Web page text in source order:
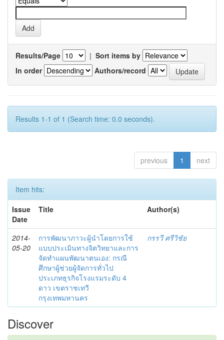
Results/Page | Sort items by
In order
Authors/record
Results 1-1 of 1 (Search time: 0.0 seconds).
previous 1 next
Item hits:
Issue
Date
Title Author(s)
2014-
05-20
การพัฒนาภาวะผู้นำโดยการใช้
แบบประเมินทางจิตวิทยาและการ
จัดทำแผนพัฒนาตนเอง: กรณี
ศึกษาผู้ช่วยผู้จัดการทั่วไป
ประเภทธุรกิจโรงแรมระดับ 4
ดาว เขตราชเทวี
กรุงเทพมหานคร
กรรวี ศรีวิชัย
Discover